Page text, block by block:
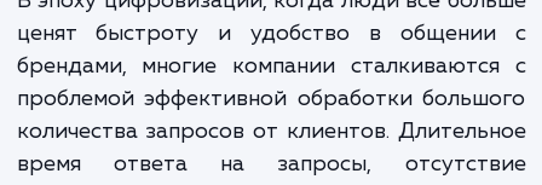
В эпоху цифровизации, когда люди всё
ценят быстроту и удобство в
брендами, многие компании